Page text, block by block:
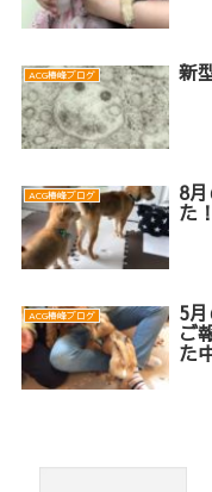
ACG椿峰ブログ 新
ACG椿峰ブログ 8
た！
ACG椿峰ブログ 5
ご
た